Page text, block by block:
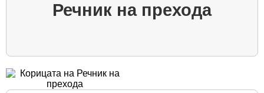
Речник на прехода